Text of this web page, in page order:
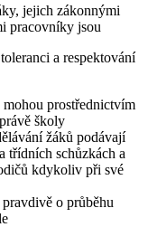
jejich zákonnými
pracovníky jsou
a respektování
mohou prostřednictvím
školy
žáků podávají
třídních schůzkách a
kdykoliv při své
o průběhu